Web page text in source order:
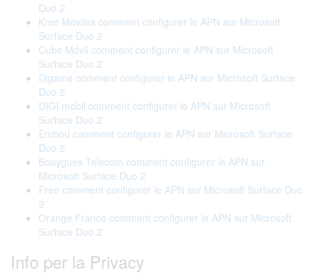
Duo 2
Knet Móviles comment configurer le APN sur Microsoft
Surface Duo 2
Cube Móvil comment configurer le APN sur Microsoft
Surface Duo 2
Digame comment configurer le APN sur Microsoft Surface
Duo 2
DIGI mobil comment configurer le APN sur Microsoft
Surface Duo 2
Embou comment configurer le APN sur Microsoft Surface
Duo 2
Bouygues Telecom comment configurer le APN sur
Microsoft Surface Duo 2
Free comment configurer le APN sur Microsoft Surface Duo
2
Orange France comment configurer le APN sur Microsoft
Surface Duo 2
Info per la Privacy